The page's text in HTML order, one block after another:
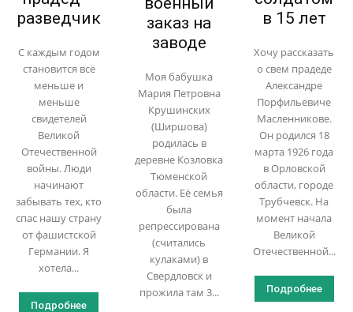
разведчик
С каждым годом
становится всё
меньше и
меньше
свидетелей
Великой
Отечественной
войны. Люди
начинают
забывать тех, кто
спас нашу страну
от фашистской
Германии. Я
хотела...
Подробнее
заказ на
заводе
Моя бабушка
Мария Петровна
Крушинских
(Ширшова)
родилась в
деревне Козловка
Тюменской
области. Её семья
была
репрессирована
(считались
кулаками) в
Свердловск и
прожила там 3...
в 15 лет
Хочу рассказать
о свем прадеде
Александре
Порфильевиче
Масленникове.
Он родился 18
марта 1926 года
в Орловской
области, городе
Трубчевск. На
момент начала
Великой
Отечественной...
Подробнее